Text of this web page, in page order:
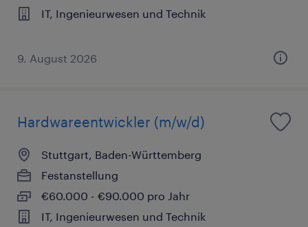
IT, Ingenieurwesen und Technik
9. August 2026
Hardwareentwickler (m/w/d)
Stuttgart, Baden-Württemberg
Festanstellung
€60.000 - €90.000 pro Jahr
IT, Ingenieurwesen und Technik